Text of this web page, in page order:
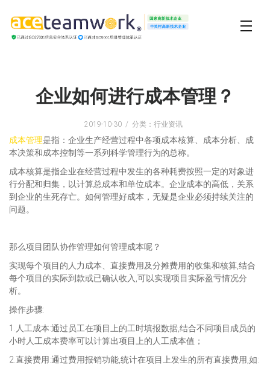
企业如何进行成本管理？
2019-10-30 分类：行业资讯
成本管理是指：企业生产经营过程中各项成本核算、成本分析、成
本决策和成本控制等一系列科学管理行为的总称。
成本核算是指企业在经营过程中发生的各种耗费按照一定的对象进
行分配和归集，以计算总成本和单位成本。企业成本的高低，关系
到企业的生死存亡。如何管理好成本，无疑是企业必须持续关注的
问题。
那么项目团队协作管理如何管理成本呢？
实现每个项目的人力成本、直接费用及分摊费用的收集和核算,结合
每个项目的实际到款或已确认收入,可以实现项目实际盈亏情况分
析。
操作步骤:
1.人工成本:通过员工在项目上的工时填报数据,结合不同项目成员的
小时人工成本费率可以计算出项目上的人工成本值；
2.直接费用:通过费用报销功能,统计在项目上发生的所有直接费用,如: